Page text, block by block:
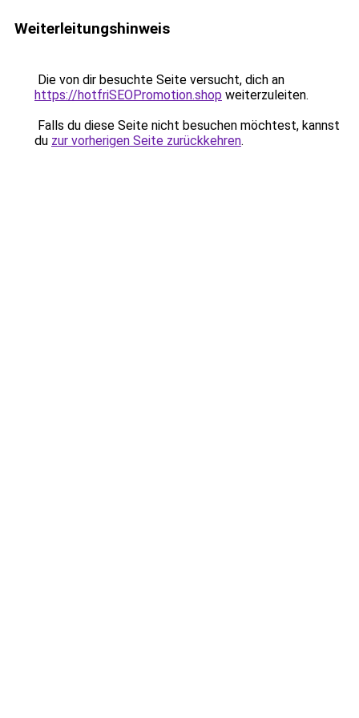
Weiterleitungshinweis
Die von dir besuchte Seite versucht, dich an
https://hotfriSEOPromotion.shop weiterzuleiten.
Falls du diese Seite nicht besuchen möchtest, kannst
du zur vorherigen Seite zurückkehren.